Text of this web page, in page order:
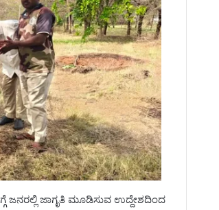
ಜನರಲ್ಲಿ ಜಾಗೃತಿ ಮೂಡಿಸುವ ಉದ್ದೇಶದಿಂದ